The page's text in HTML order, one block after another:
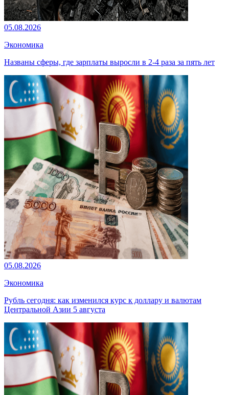
05.08.2026
Экономика
Названы сферы, где зарплаты выросли в 2-4 раза за пять лет
05.08.2026
Экономика
Рубль сегодня: как изменился курс к доллару и валютам
Центральной Азии 5 августа